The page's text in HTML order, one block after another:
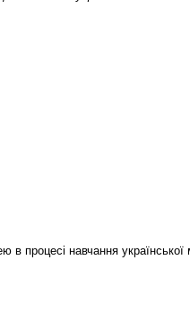
в процесі навчання української